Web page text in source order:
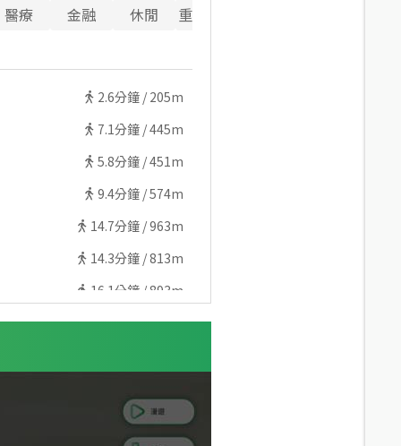
醫療 金融 休閒
重要設施
2.6分鐘 / 205m
7.1分鐘 /445m
5.8分鐘 /451m
9.4分鐘 /574m
14.7分鐘 /963m
14.3分鐘 /813m
16.1分鐘 /893m
11.6分鐘 /888m